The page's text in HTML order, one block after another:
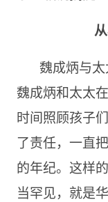
魏成炳与太
魏成炳和太太
时间照顾孩子
了责任，一直
的年纪。这样
当罕见，就是